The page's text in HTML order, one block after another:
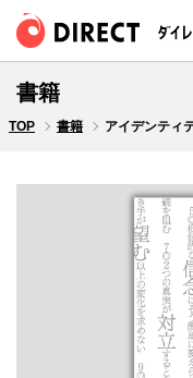
書籍
TOP 書籍 アイデンティ